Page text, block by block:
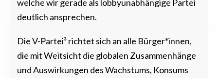
welche wir gerade als lobbyunabhängige Partei
deutlich ansprechen.
Die V-Partei³ richtet sich an alle Bürger*innen,
die mit Weitsicht die globalen Zusammenhänge
und Auswirkungen des Wachstums, Konsums